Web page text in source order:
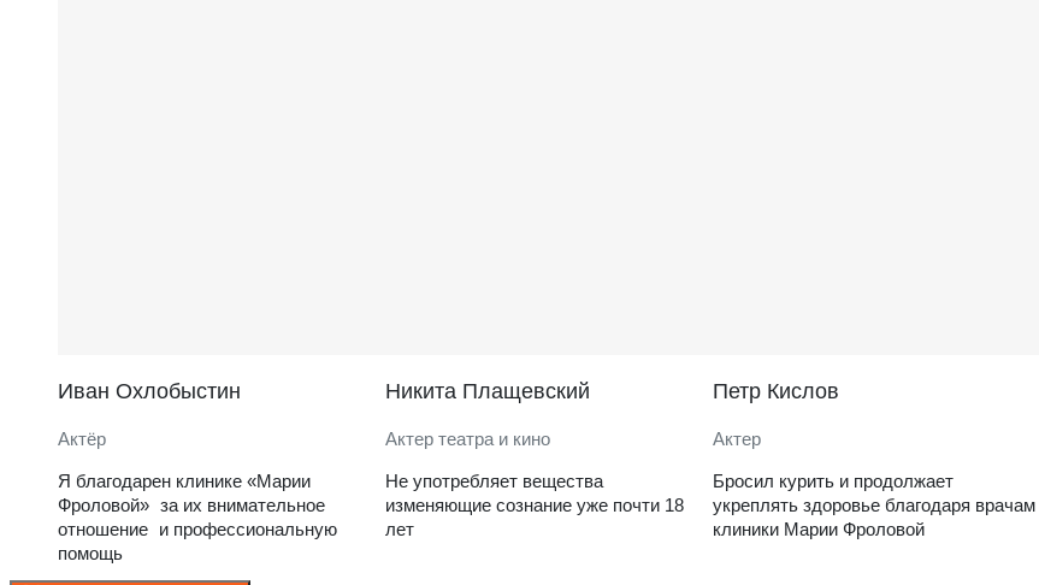
Иван Охлобыстин
Актёр
Я благодарен клинике «Марии
Фроловой» за их внимательное
отношение и профессиональную
помощь
Никита Плащевский
Актер театра и кино
Не употребляет вещества
изменяющие сознание уже почти 18
лет
Петр Кислов
Актер
Бросил курить и продолжает
укреплять здоровье благодаря врачам
клиники Марии Фроловой